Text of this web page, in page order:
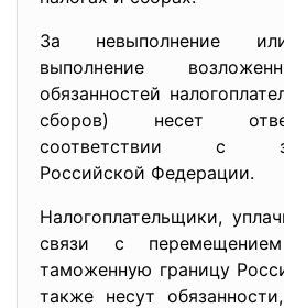
За невыполнение
выполнение
обязанностей
сборов) несет
соответствии с
Российской Федерации.
Налогоплательщики,
связи с
таможенную границу
также несут